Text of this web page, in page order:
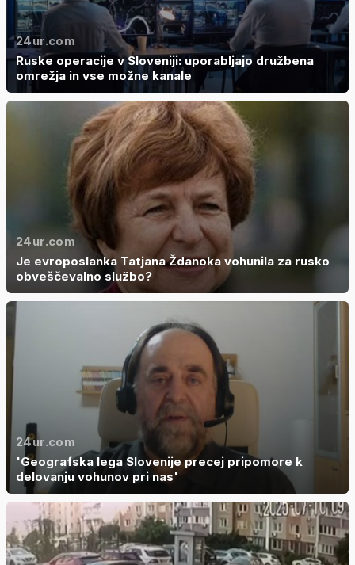
24ur.com
Ruske operacije v Sloveniji: uporabljajo družbena
omrežja in vse možne kanale
24ur.com
Je evroposlanka Tatjana Ždanoka vohunila za rusko
obveščevalno službo?
24ur.com
'Geografska lega Slovenije precej pripomore k
delovanju vohunov pri nas'